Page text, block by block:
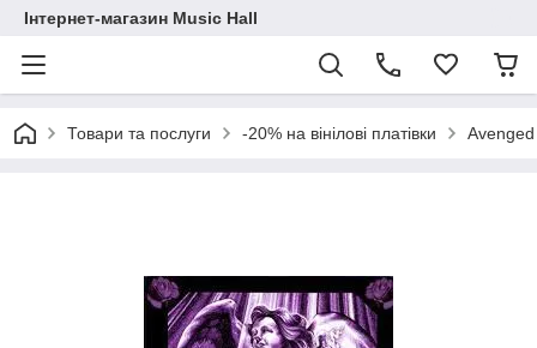
Інтернет-магазин Music Hall
Товари та послуги -20% на вінілові платівки